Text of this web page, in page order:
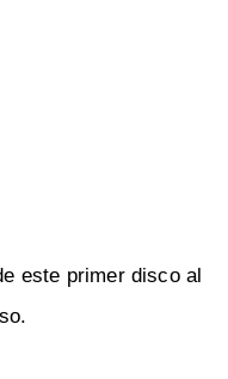
este primer disco al